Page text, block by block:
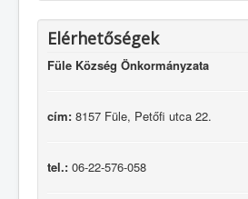
Elérhetőségek
Füle Község Önkormányzata
cím: 8157 Füle, Petőfi utca 22.
tel.: 06-22-576-058